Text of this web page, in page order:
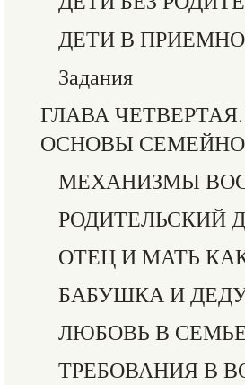
ДЕТИ В
Задания
ГЛАВА
ОСНОВЫ
МЕХАНИЗМЫ
РОДИТЕЛЬСКИЙ
ОТЕЦ И МАТЬ
БАБУШКА И
ЛЮБОВЬ В
ТРЕБОВАНИЯ В